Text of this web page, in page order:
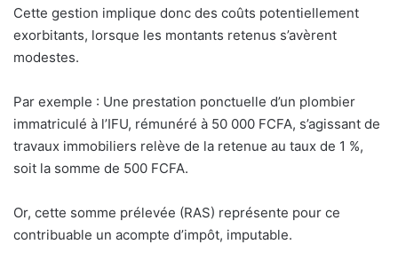
Cette gestion implique donc des coûts potentiellement
exorbitants, lorsque les montants retenus s’avèrent
modestes.
Par exemple : Une prestation ponctuelle d’un plombier
immatriculé à l’IFU, rémunéré à 50 000 FCFA, s’agissant de
travaux immobiliers relève de la retenue au taux de 1 %,
soit la somme de 500 FCFA.
Or, cette somme prélevée (RAS) représente pour ce
contribuable un acompte d’impôt, imputable.